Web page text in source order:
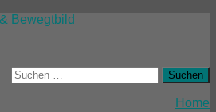
Suchen
nach:
Home